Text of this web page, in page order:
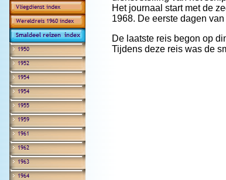
Het journaal start met de
1968. De eerste dagen
De laatste reis begon op
Tijdens deze reis was de